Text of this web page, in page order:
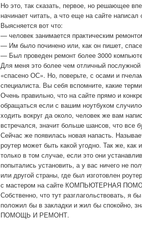
Но это, так сказать, первое, но решающее
начинает читать, а что еще на сайте написал
Выясняется вот что:
— человек занимается практическим
— Им было починено или, как он пишет,
— Был проведен ремонт более 3000
Для меня это более чем отличный
«спасено ОС». Но, поверьте, с осами и
специалиста. Вы себя вспомните, какие
Очень правильно, что на сайте прямо и
обращаться если с вашим ноутбуком
ходить вокруг да около, человек же вам
встречался, значит больше шансов, что все
Сейчас же появилась новая напасть.
роутер может быть какой угодно. Так же,
только в том случае, если это они
попытались установить, а у вас ничего не
или другой страны, где был изготовлен
с мастером на сайте КОМПЬЮТЕРНАЯ
Собственно, что тут разглагольствовать, я
положил бы в закладки и жил бы спокойно,
ПОМОЩЬ И РЕМОНТ.